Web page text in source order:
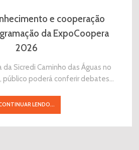
e cooperação
da ExpoCoopera
2026
da Sicredi Caminho das Águas no
público poderá conferir debates…
LENDO...